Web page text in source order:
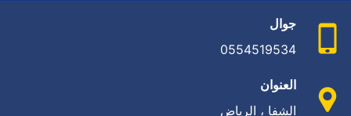
جوال
0554519534
العنوان
الشفا ، الرياض